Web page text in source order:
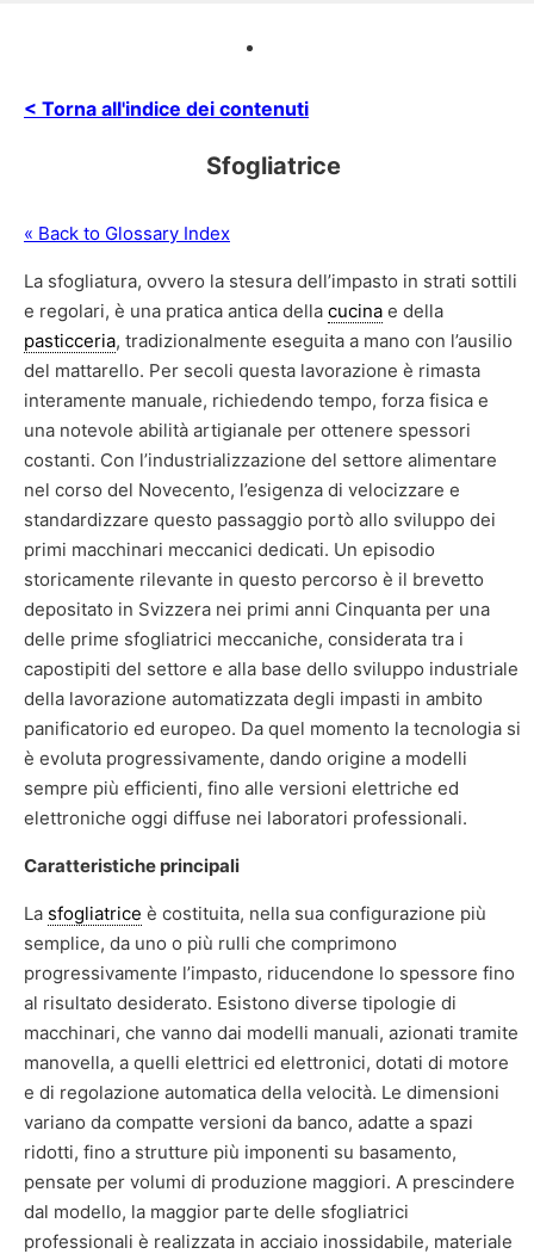
< Torna all'indice dei contenuti
Sfogliatrice
« Back to Glossary Index
La sfogliatura, ovvero la stesura dell’impasto in strati sottili
e regolari, è una pratica antica della cucina e della
pasticceria, tradizionalmente eseguita a mano con l’ausilio
del mattarello. Per secoli questa lavorazione è rimasta
interamente manuale, richiedendo tempo, forza fisica e
una notevole abilità artigianale per ottenere spessori
costanti. Con l’industrializzazione del settore alimentare
nel corso del Novecento, l’esigenza di velocizzare e
standardizzare questo passaggio portò allo sviluppo dei
primi macchinari meccanici dedicati. Un episodio
storicamente rilevante in questo percorso è il brevetto
depositato in Svizzera nei primi anni Cinquanta per una
delle prime sfogliatrici meccaniche, considerata tra i
capostipiti del settore e alla base dello sviluppo industriale
della lavorazione automatizzata degli impasti in ambito
panificatorio ed europeo. Da quel momento la tecnologia si
è evoluta progressivamente, dando origine a modelli
sempre più efficienti, fino alle versioni elettriche ed
elettroniche oggi diffuse nei laboratori professionali.
Caratteristiche principali
La sfogliatrice è costituita, nella sua configurazione più
semplice, da uno o più rulli che comprimono
progressivamente l’impasto, riducendone lo spessore fino
al risultato desiderato. Esistono diverse tipologie di
macchinari, che vanno dai modelli manuali, azionati tramite
manovella, a quelli elettrici ed elettronici, dotati di motore
e di regolazione automatica della velocità. Le dimensioni
variano da compatte versioni da banco, adatte a spazi
ridotti, fino a strutture più imponenti su basamento,
pensate per volumi di produzione maggiori. A prescindere
dal modello, la maggior parte delle sfogliatrici
professionali è realizzata in acciaio inossidabile, materiale